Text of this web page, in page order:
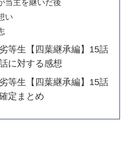
当主を継いだ後
い
等生【四葉継承編】15話
に対する感想
等生【四葉継承編】15話
定まとめ